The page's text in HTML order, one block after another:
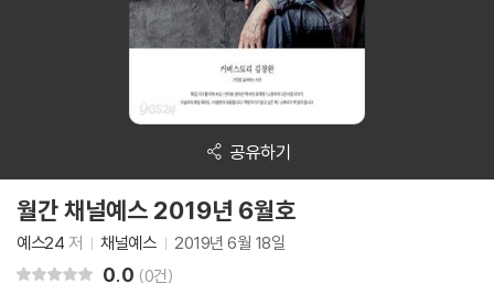
공유하기
월간 채널예스 2019년 6월호
예스24 저 채널예스 2019년 6월 18일
0.0 (0건)